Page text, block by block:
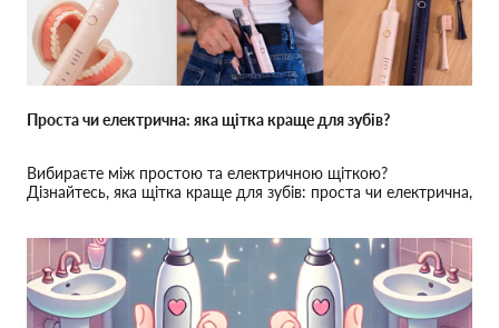
Проста чи електрична: яка щітка краще для зубів?
Вибираєте між простою та електричною щіткою?
Дізнайтесь, яка щітка краще для зубів: проста чи електрична,